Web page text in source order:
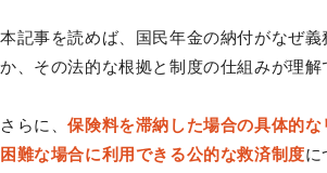
本記事を読めば、国民年金の納付がなぜ
か、その法的な根拠と制度の仕組みが理解
さらに、保険料を滞納した場合の具体的な
困難な場合に利用できる公的な救済制度に